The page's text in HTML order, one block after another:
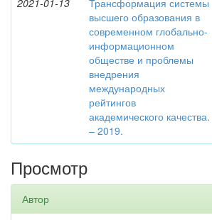
2021-01-13
Трансформация системы
высшего образования в
современном глобально-
информационном
обществе и проблемы
внедрения
международных
рейтингов
академического качества.
– 2019.
Просмотр
Автор